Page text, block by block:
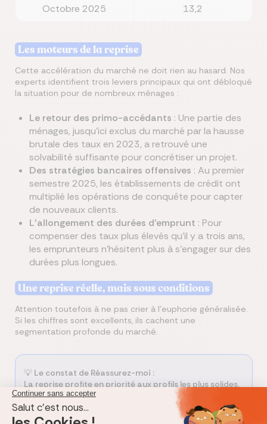
Octobre 2025 13,2
Les moteurs de la reprise
Cette accélération du marché ne doit rien au hasard. Nos
experts identifient trois leviers principaux qui ont débloqué
la situation pour de nombreux ménages :
Le retour des primo-accédants : Une partie des
ménages, jusqu'ici exclus du marché par la hausse
brutale des taux en 2023, a retrouvé une
solvabilité suffisante pour concrétiser un projet.
Des stratégies bancaires offensives : Au premier
semestre 2025, les établissements de crédit ont
multiplié les opérations de conquête pour capter
de nouveaux clients.
L'allongement des durées d'emprunt : Pour
compenser des taux plus élevés qu'il y a trois ans,
les emprunteurs n'hésitent plus à s'engager sur des
durées plus longues.
Une reprise réelle, mais sous conditions
Attention toutefois à ne pas crier à l'euphorie généralisée.
Si les chiffres sont excellents, ils cachent une
segmentation profonde du marché.
💡 Le constat de Réassurez-moi :
La reprise profite en priorité aux profils les plus solides.
Les exigences d’apport personnel restent élevées et les
ménages les plus modestes peinent encore à franchir
les portes des banques.